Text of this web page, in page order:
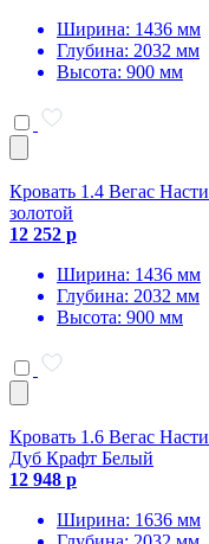
Ширина: 1436 мм
Глубина: 2032 мм
Высота: 900 мм
Кровать 1.4 Вегас
золотой
12 252 р
Ширина: 1436 мм
Глубина: 2032 мм
Высота: 900 мм
Кровать 1.6 Вегас
Дуб Крафт Белый
12 948 р
Ширина: 1636 мм